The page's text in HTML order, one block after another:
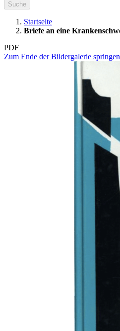
Suche
Startseite
Briefe an eine
PDF
Zum Ende der Bildergalerie springen
Zum Anfang der Bildergalerie
Wladimir Lindenberg